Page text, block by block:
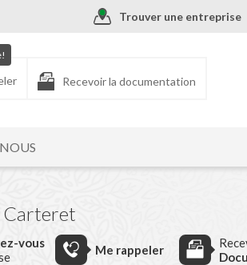
Trouver une entreprise
Recevoir la documentation
Carteret
vous
Me rappeler